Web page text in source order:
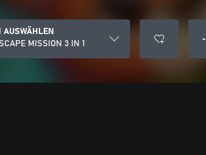
AUSWÄHLEN
MISSION 3 IN 1
●